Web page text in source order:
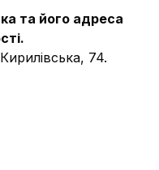
та його адреса
74.